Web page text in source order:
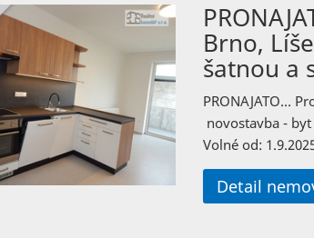
Brno,
šatnou a
PRONAJATO…
novostavba -
Volné od:
Detail